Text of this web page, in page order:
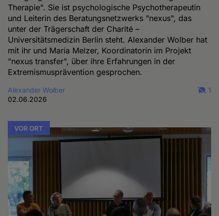
Therapie". Sie ist psychologische Psychotherapeutin
und Leiterin des Beratungsnetzwerks "nexus", das
unter der Trägerschaft der Charité –
Universitätsmedizin Berlin steht. Alexander Wolber hat
mit ihr und Maria Melzer, Koordinatorin im Projekt
"nexus transfer", über ihre Erfahrungen in der
Extremismusprävention gesprochen.
Alexander Wolber
02.06.2026
1
VOR ORT